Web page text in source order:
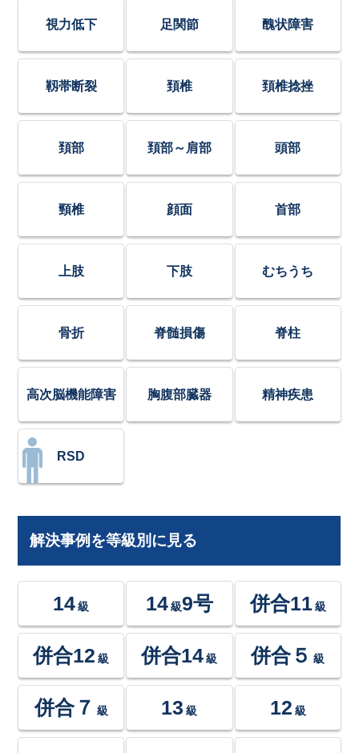
視力低下 足関節 醜状障害
靱帯断裂 頚椎 頚椎捻挫
頚部 頚部～肩部 頭部
頸椎 顔面 首部
上肢 下肢 むちうち
骨折 脊髄損傷 脊柱
高次脳機能障害 胸腹部臓器 精神疾患
RSD
解決事例を等級別に見る
14 級 14級9号 併合11 級
併合12 級 併合14 級 併合５ 級
併合７ 級 13 級 12 級